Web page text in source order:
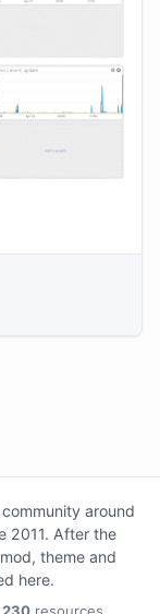
around
2011. After the
theme and
here.
230 resources.